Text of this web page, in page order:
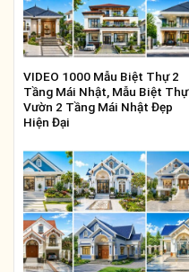
VIDEO 1000 Mẫu Biệt Thự 2
Tầng Mái Nhật, Mẫu Biệt Thự
Vườn 2 Tầng Mái Nhật Đẹp
Hiện Đại